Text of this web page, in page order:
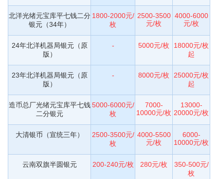
北洋光绪元宝库平七钱二分
银元（34年）
1800-2000元/
枚
2500-3500
元/枚
4000-6000
元/枚
24年北洋机器局银元（原
版）
- 5000元/枚
18000元/枚
起
23年北洋机器局银元（原
版）
- 8000元/枚
25000元/枚
起
造币总厂光绪元宝库平七钱
二分银元
5000-6000元/
枚
7000-
10000元/枚
13000-
20000元/枚
大清银币（宣统三年）
2500-3500元/
枚
4000-5500
元/枚
6000-
10000元/枚
云南双旗半圆银元 200-240元/枚 280元/枚
350-500元/
枚